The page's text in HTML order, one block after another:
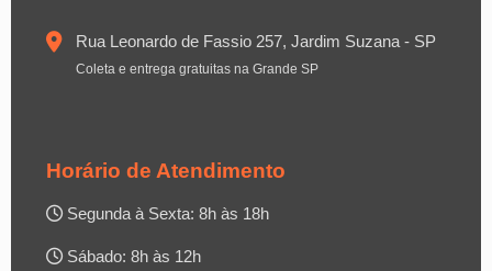
Rua Leonardo de Fassio 257, Jardim Suzana - SP
Coleta e entrega gratuitas na Grande SP
Horário de Atendimento
Segunda à Sexta: 8h às 18h
Sábado: 8h às 12h